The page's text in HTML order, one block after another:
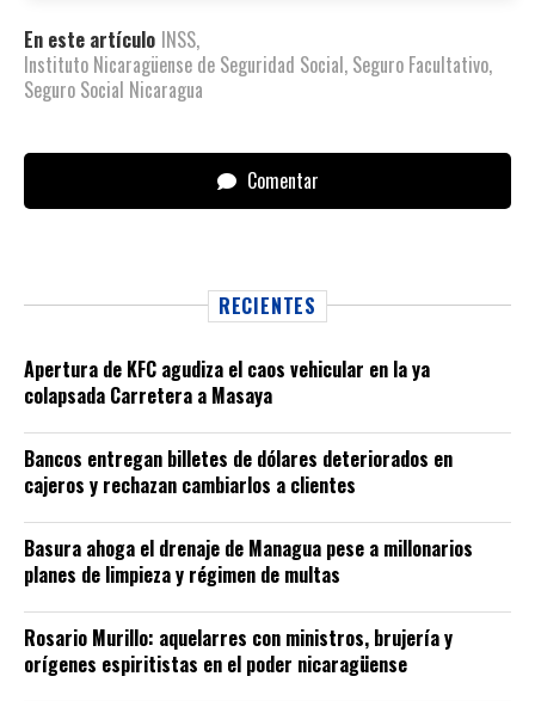
En este artículo INSS,
Instituto Nicaragüense de Seguridad Social, Seguro Facultativo,
Seguro Social Nicaragua
Comentar
RECIENTES
Apertura de KFC agudiza el caos vehicular en la ya
colapsada Carretera a Masaya
Bancos entregan billetes de dólares deteriorados en
cajeros y rechazan cambiarlos a clientes
Basura ahoga el drenaje de Managua pese a millonarios
planes de limpieza y régimen de multas
Rosario Murillo: aquelarres con ministros, brujería y
orígenes espiritistas en el poder nicaragüense